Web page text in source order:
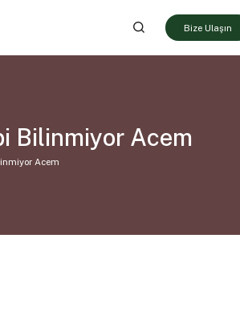
Bize Ulaşın
Bilinmiyor Acem
Acem